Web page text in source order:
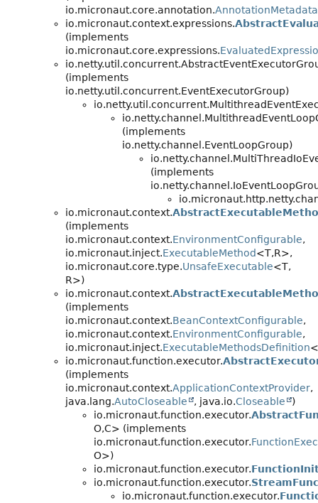
io.micronaut.core.annotation.AnnotationMetadata
io.micronaut.context.expressions.
(implements
io.micronaut.core.expressions.
(implements
io.netty.util.concurrent.EventExecutorGroup)
(implements
io.netty.channel.EventLoopGroup)
(implements
io.micronaut.context.
(implements
io.micronaut.context.EnvironmentConfigurable,
io.micronaut.inject.ExecutableMethod<T,R>,
io.micronaut.core.type.UnsafeExecutable<T,
R>)
io.micronaut.context.
(implements
io.micronaut.context.BeanContextConfigurable,
io.micronaut.context.EnvironmentConfigurable,
io.micronaut.inject.ExecutableMethodsDefinition
io.micronaut.function.executor.
(implements
io.micronaut.context.ApplicationContextProvider,
java.lang.AutoCloseable , java.io.Closeable
)
io.micronaut.function.executor.
O,C> (implements
io.micronaut.function.executor.
O>)
io.micronaut.function.executor.
io.micronaut.function.executor.
io.micronaut.function.executor.